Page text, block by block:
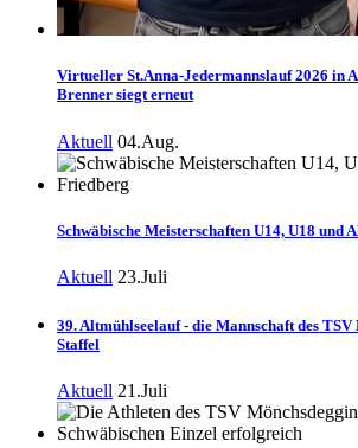
Virtueller St.Anna-Jedermannslauf 2026 in
Brenner siegt erneut
Aktuell 04.Aug.
Schwäbische Meisterschaften U14, U18 und
Aktuell 23.Juli
39. Altmühlseelauf - die Mannschaft des
Staffel
Aktuell 21.Juli